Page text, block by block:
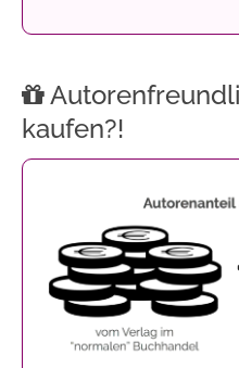
kaufen?!